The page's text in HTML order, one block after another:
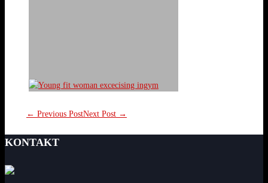
← Previous PostNext Post →
KONTAKT